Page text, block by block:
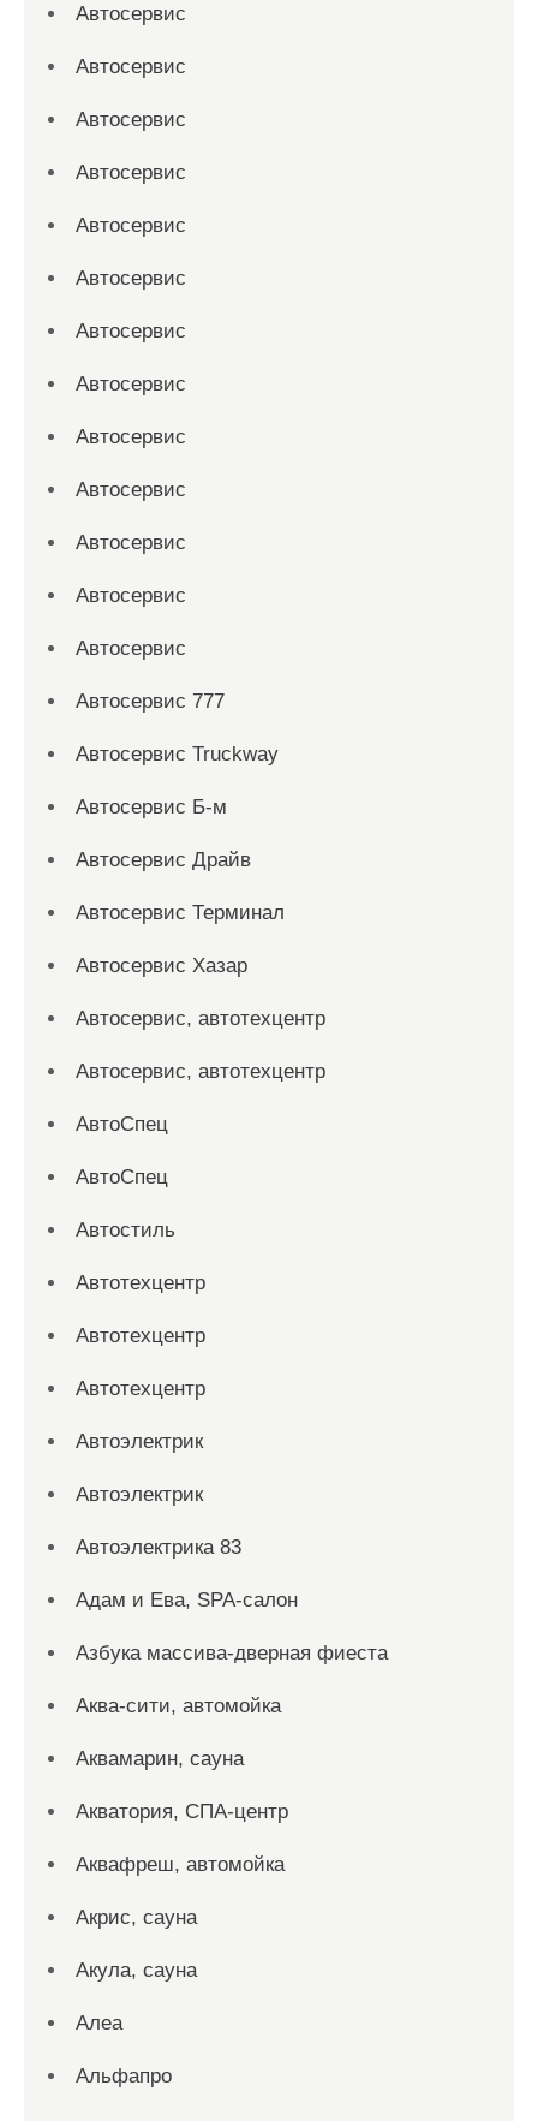
Автосервис
Автосервис
Автосервис
Автосервис
Автосервис
Автосервис
Автосервис
Автосервис
Автосервис
Автосервис
Автосервис
Автосервис
Автосервис
Автосервис 777
Автосервис Truckway
Автосервис Б-м
Автосервис Драйв
Автосервис Терминал
Автосервис Хазар
Автосервис, автотехцентр
Автосервис, автотехцентр
АвтоСпец
АвтоСпец
Автостиль
Автотехцентр
Автотехцентр
Автотехцентр
Автоэлектрик
Автоэлектрик
Автоэлектрика 83
Адам и Ева, SPA-салон
Азбука массива-дверная фиеста
Аква-сити, автомойка
Аквамарин, сауна
Акватория, СПА-центр
Аквафреш, автомойка
Акрис, сауна
Акула, сауна
Алеа
Альфапро